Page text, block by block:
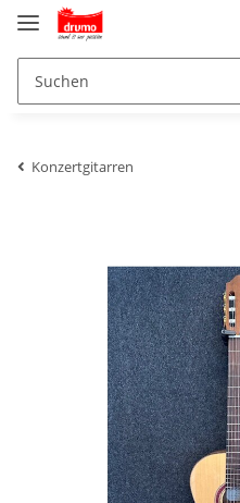
Konzertgitarren